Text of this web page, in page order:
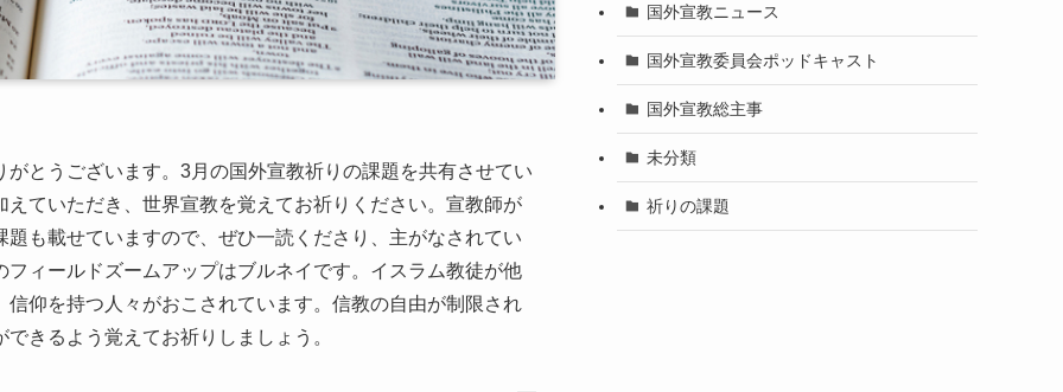
とうございます。3月の国外宣教祈りの課題を共有させてい
ていただき、世界宣教を覚えてお祈りください。宣教師が
も載せていますので、ぜひ一読くださり、主がなされてい
ィールドズームアップはブルネイです。イスラム教徒が他
仰を持つ人々がおこされています。信教の自由が制限され
きるよう覚えてお祈りしましょう。
国外宣教ニュース
国外宣教委員会ポッドキャスト
国外宣教総主事
未分類
祈りの課題